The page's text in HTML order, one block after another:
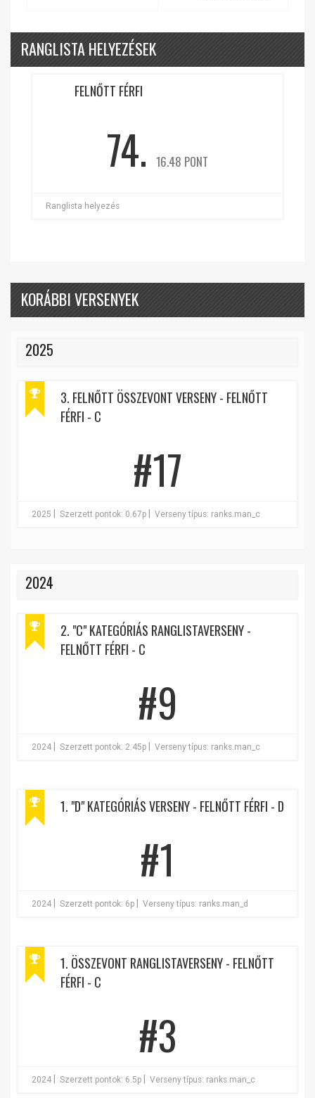
RANGLISTA HELYEZÉSEK
FELNŐTT FÉRFI
74. 16.48 PONT
Ranglista helyezés
KORÁBBI VERSENYEK
2025
3. FELNŐTT ÖSSZEVONT VERSENY - FELNŐTT
FÉRFI - C
#17
2025 Szerzett pontok: 0.67p Verseny típus: ranks.man_c
2024
2. "C" KATEGÓRIÁS RANGLISTAVERSENY -
FELNŐTT FÉRFI - C
#9
2024 Szerzett pontok: 2.45p Verseny típus: ranks.man_c
1. "D" KATEGÓRIÁS VERSENY - FELNŐTT FÉRFI - D
#1
2024 Szerzett pontok: 6p Verseny típus: ranks.man_d
1. ÖSSZEVONT RANGLISTAVERSENY - FELNŐTT
FÉRFI - C
#3
2024 Szerzett pontok: 6.5p Verseny típus: ranks.man_c